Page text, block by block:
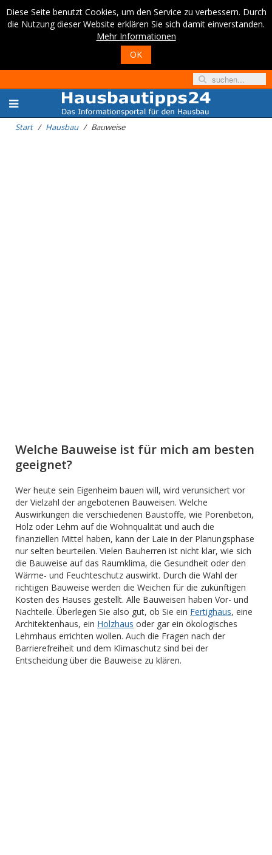
Diese Seite benutzt Cookies, um den Service zu verbessern. Durch
die Nutzung dieser Website erklären Sie sich damit einverstanden.
Mehr Informationen
OK
Start Hausbau Bauweise
Welche Bauweise ist für mich am besten
geeignet?
Wer heute sein Eigenheim bauen will, wird verunsichert vor
der Vielzahl der angebotenen Bauweisen. Welche
Auswirkungen die verschiedenen Baustoffe, wie Porenbeton,
Holz oder Lehm auf die Wohnqualität und auch die
finanziellen Mittel haben, kann der Laie in der Planungsphase
nur selten beurteilen. Vielen Bauherren ist nicht klar, wie sich
die Bauweise auf das Raumklima, die Gesundheit oder den
Wärme- und Feuchteschutz auswirkt. Durch die Wahl der
richtigen Bauweise werden die Weichen für die zukünftigen
Kosten des Hauses gestellt. Alle Bauweisen haben Vor- und
Nachteile. Überlegen Sie also gut, ob Sie ein Fertighaus, eine
Architektenhaus, ein Holzhaus oder gar ein ökologisches
Lehmhaus errichten wollen. Auch die Fragen nach der
Barrierefreiheit und dem Klimaschutz sind bei der
Entscheidung über die Bauweise zu klären.